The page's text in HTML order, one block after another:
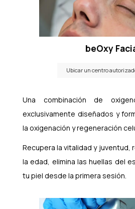
beOxy
Ubicar un centro
Una combinación de
exclusivamente diseñados y
la oxigenación y regeneración
Recupera la vitalidad y juventud,
la edad, elimina las huellas del
tu piel desde la primera sesión.